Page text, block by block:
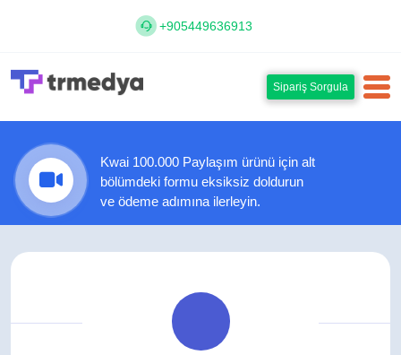
+905449636913
Sipariş Sorgula
Kwai 100.000 Paylaşım ürünü için alt
bölümdeki formu eksiksiz doldurun
ve ödeme adımına ilerleyin.